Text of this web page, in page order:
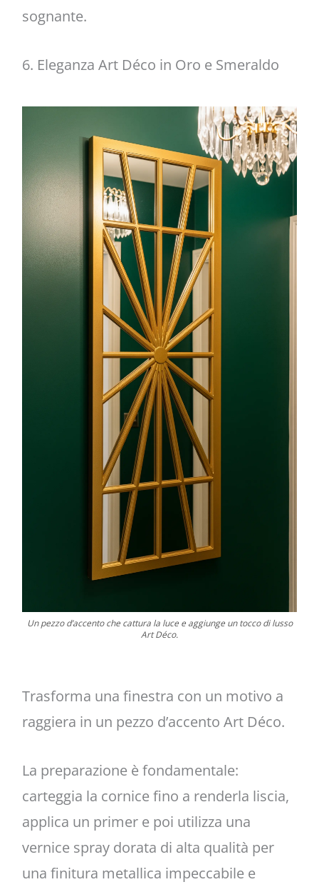
sognante.
6. Eleganza Art Déco in Oro e Smeraldo
Un pezzo d’accento che cattura la luce e aggiunge un tocco di lusso
Art Déco.
Trasforma una finestra con un motivo a
raggiera in un pezzo d’accento Art Déco.
La preparazione è fondamentale:
carteggia la cornice fino a renderla liscia,
applica un primer e poi utilizza una
vernice spray dorata di alta qualità per
una finitura metallica impeccabile e